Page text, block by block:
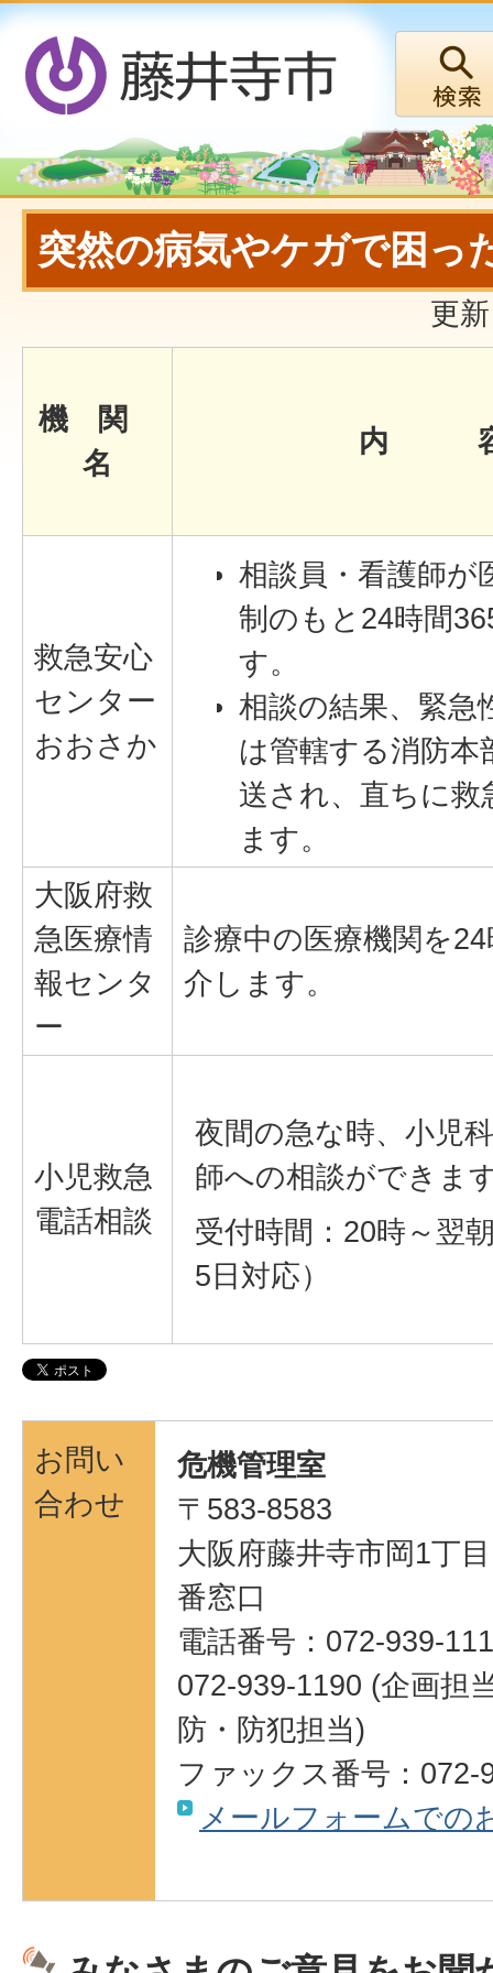
突然の病気やケガで困っ
更
機 関
名
内
救急安心
センター
おおさか
相談員・看護師が
制のもと24時間
す。
相談の結果、緊急
は管轄する消防本
送され、直ちに救
ます。
大阪府救
急医療情
報センタ
ー
診療中の医療機関を
介します。
小児救急
電話相談
夜間の急な時、小児
師への相談ができま
受付時間：20時～翌
5日対応）
お問い
合わせ
危機管理室
〒583-8583
大阪府藤井寺市岡1丁
番窓口
電話番号：072-939-
072-939-1190 (企画担
防・防犯担当)
ファックス番号：072-
メールフォームでの